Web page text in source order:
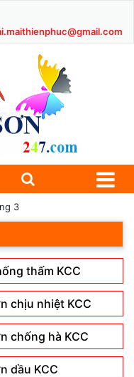
3
thấm KCC
chịu nhiệt KCC
chống hà KCC
dầu KCC